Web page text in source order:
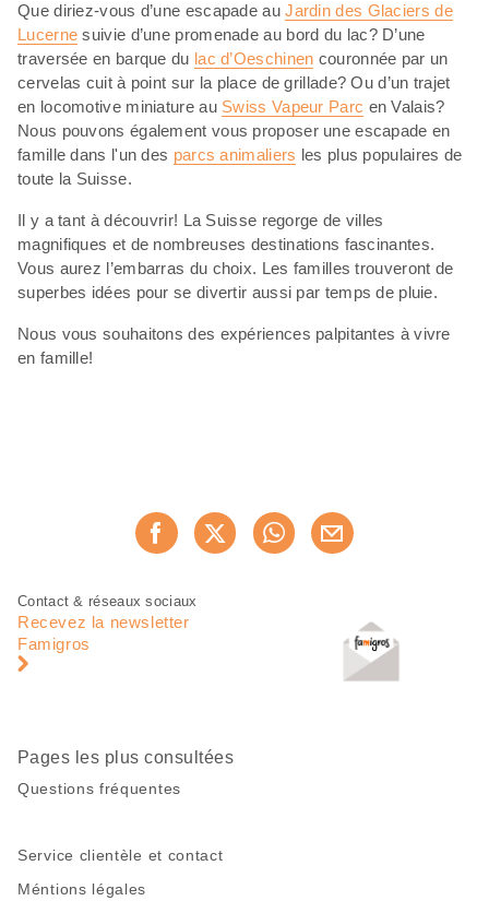
Que diriez-vous d’une escapade auJardin des Glaciers de
Lucerne suivie d’une promenade au bord du lac? D’une
traversée en barque du lac d’Oeschinen couronnée par un
cervelas cuit à point sur la place de grillade? Ou d’un trajet
en locomotive miniature au Swiss Vapeur Parc en Valais?
Nous pouvons également vous proposer une escapade en
famille dans l'un des parcs animaliers les plus populaires de
toute la Suisse.
Il y a tant à découvrir! La Suisse regorge de villes
magnifiques et de nombreuses destinations fascinantes.
Vous aurez l’embarras du choix. Les familles trouveront de
superbes idées pour se divertir aussi par temps de pluie.
Nous vous souhaitons des expériences palpitantes à vivre
en famille!
Recommander maintenant
Pied
page
Navigation
pied
Contact & réseaux sociaux
Recevez la newsletter
Famigros
Pages les plus consultées
Questions fréquentes
Service clientèle et contact
Méntions légales